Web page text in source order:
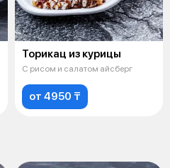
Торикац из курицы
С рисом и салатом айсберг
от 4950 ₸